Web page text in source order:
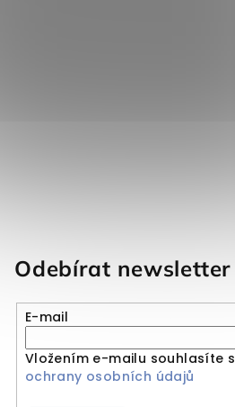
Odebírat newsletter
E-mail
Vložením e-mailu souhlasíte s
ochrany osobních údajů